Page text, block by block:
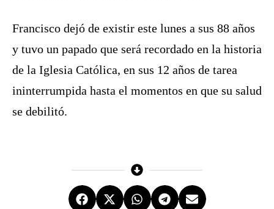
Francisco dejó de existir este lunes a sus 88 años
y tuvo un papado que será recordado en la historia
de la Iglesia Católica, en sus 12 años de tarea
ininterrumpida hasta el momentos en que su salud
se debilitó.